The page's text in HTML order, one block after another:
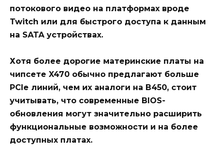
потокового видео на платформах вроде
Twitch или для быстрого доступа к данным
на SATA устройствах.
Хотя более дорогие материнские платы на
чипсете X470 обычно предлагают больше
PCIe линий, чем их аналоги на B450, стоит
учитывать, что современные BIOS-
обновления могут значительно расширить
функциональные возможности и на более
доступных платах.